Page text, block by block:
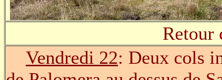
Retour
Vendredi 22: Deux cols